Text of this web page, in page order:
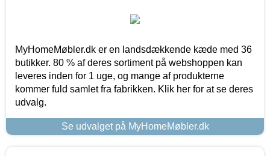
MyHomeMøbler.dk er en landsdækkende kæde med 36
butikker. 80 % af deres sortiment på webshoppen kan
leveres inden for 1 uge, og mange af produkterne
kommer fuld samlet fra fabrikken. Klik her for at se deres
udvalg.
Se udvalget på MyHomeMøbler.dk